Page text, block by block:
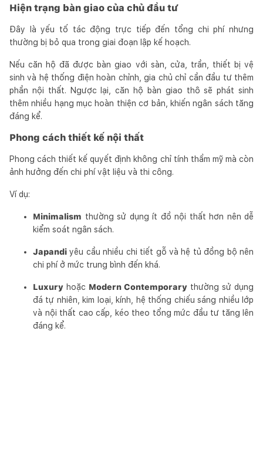
Hiện trạng bàn giao của chủ đầu tư
Đây là yếu tố tác động trực tiếp đến tổng chi phí nhưng
thường bị bỏ qua trong giai đoạn lập kế hoạch.
Nếu căn hộ đã được bàn giao với sàn, cửa, trần, thiết bị vệ
sinh và hệ thống điện hoàn chỉnh, gia chủ chỉ cần đầu tư thêm
phần nội thất. Ngược lại, căn hộ bàn giao thô sẽ phát sinh
thêm nhiều hạng mục hoàn thiện cơ bản, khiến ngân sách tăng
đáng kể.
Phong cách thiết kế nội thất
Phong cách thiết kế quyết định không chỉ tính thẩm mỹ mà còn
ảnh hưởng đến chi phí vật liệu và thi công.
Ví dụ:
Minimalism thường sử dụng ít đồ nội thất hơn nên dễ
kiểm soát ngân sách.
Japandi yêu cầu nhiều chi tiết gỗ và hệ tủ đồng bộ nên
chi phí ở mức trung bình đến khá.
Luxury hoặc Modern Contemporary thường sử dụng
đá tự nhiên, kim loại, kính, hệ thống chiếu sáng nhiều lớp
và nội thất cao cấp, kéo theo tổng mức đầu tư tăng lên
đáng kể.